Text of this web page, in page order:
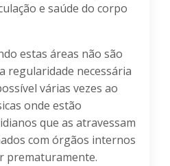
e saúde do corpo
estas áreas não são
regularidade necessária
várias vezes ao
onde estão
que as atravessam
com órgãos internos
prematuramente.